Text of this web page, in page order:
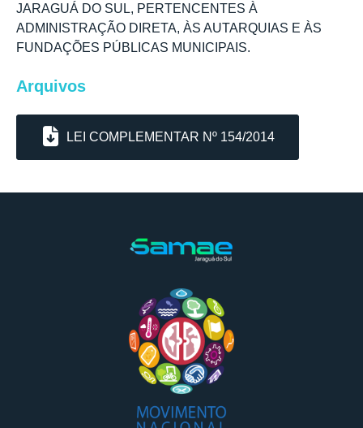
JARAGUÁ DO SUL, PERTENCENTES À
ADMINISTRAÇÃO DIRETA, ÀS AUTARQUIAS E ÀS
FUNDAÇÕES PÚBLICAS MUNICIPAIS.
Arquivos
LEI COMPLEMENTAR Nº 154/2014